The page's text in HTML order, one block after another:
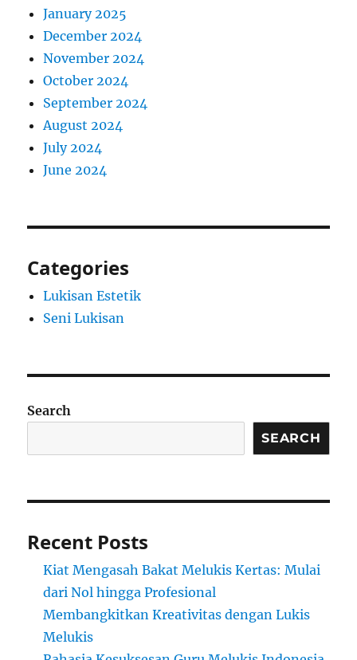
January 2025
December 2024
November 2024
October 2024
September 2024
August 2024
July 2024
June 2024
Categories
Lukisan Estetik
Seni Lukisan
Search
SEARCH
Recent Posts
Kiat Mengasah Bakat Melukis Kertas: Mulai
dari Nol hingga Profesional
Membangkitkan Kreativitas dengan Lukis
Melukis